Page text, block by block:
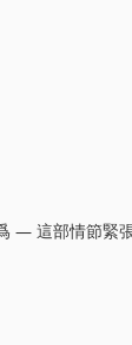
細講述了鄰裡關系惡化